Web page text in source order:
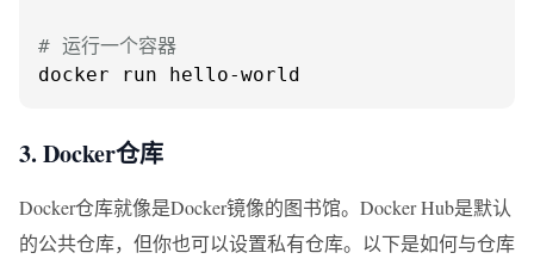
# 运行一个容器
docker run hello-world
3. Docker仓库
Docker仓库就像是Docker镜像的图书馆。Docker Hub是默认
的公共仓库，但你也可以设置私有仓库。以下是如何与仓库